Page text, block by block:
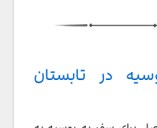
در تابستان